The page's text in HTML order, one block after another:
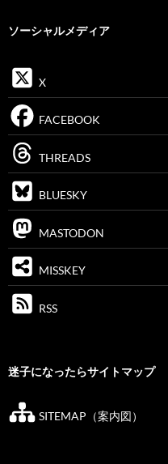
ソーシャルメディア
X
FACEBOOK
THREADS
BLUESKY
MASTODON
MISSKEY
RSS
迷子になったらサイトマップ
SITEMAP（案内図）